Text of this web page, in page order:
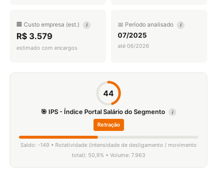
🏢 Custo empresa (est.) i
R$ 3.579
estimado com encargos
📅 Período analisado i
07/2025
até 06/2026
44
🎯 IPS - Índice Portal Salário do Segmento i
Retração
Saldo: -149 • Rotatividade (intensidade de desligamento / movimento
total): 50,9% • Volume: 7.963